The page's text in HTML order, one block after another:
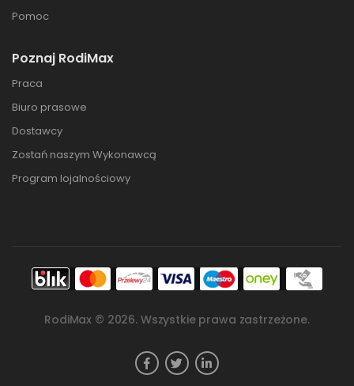
Pomoc
Poznaj RodiMax
Praca
Biuro prasowe
Dostawcy
Zostań naszym Wykonawcą
Program lojalnościowy
RodiMax © 2026. Wszystkie prawa zastrzeżone.